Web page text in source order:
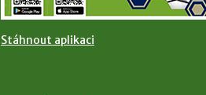
Stáhnout aplikaci